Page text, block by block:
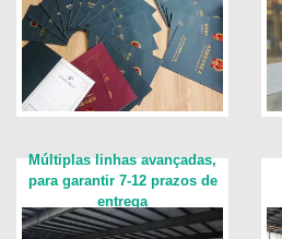
Múltiplas linhas avançadas,
para garantir 7-12 prazos de
entrega